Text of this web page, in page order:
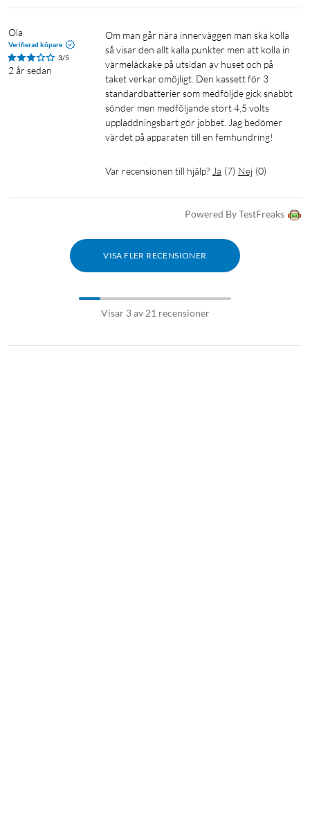
Ola
Verifierad köpare
3/5
2 år sedan
Om man går nära innerväggen man ska kolla
så visar den allt kalla punkter men att kolla in
värmeläckake på utsidan av huset och på
taket verkar omöjligt. Den kassett för 3
standardbatterier som medföljde gick snabbt
sönder men medföljande stort 4,5 volts
uppladdningsbart gör jobbet. Jag bedömer
värdet på apparaten till en femhundring!
Var recensionen till hjälp? Ja (7) Nej (0)
Powered By TestFreaks
VISA FLER RECENSIONER
Visar 3 av 21 recensioner